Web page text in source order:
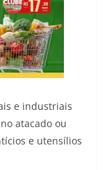
e industriais
atacado ou
e utensílios